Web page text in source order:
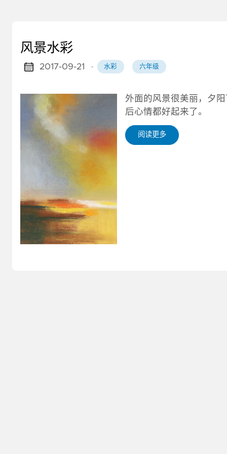
风景水彩
2017-09-21 · 水彩 六年级
外面的风景很美丽，夕
后心情都好起来了。
阅读更多